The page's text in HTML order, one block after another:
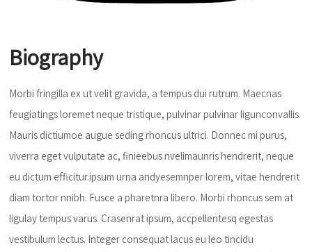
Biography
Morbi fringilla ex ut velit gravida, a tempus dui rutrum. Maecnas
feugiatings loremet neque tristique, pulvinar pulvinar ligunconvallis.
Mauris dictiumoe augue seding rhoncus ultrici. Donnec mi purus,
viverra eget vulputate ac, finieebus nvelimaunris hendrerit, neque
eu dictum efficitur.ipsum urna andyesemnper lorem, vitae hendrerit
diam tortor nnibh. Fusce a pharetnra libero. Morbi rhoncus sem at
ligulay tempus varus. Crasenrat ipsum, accpellentesq egestas
vestibulum lectus. Integer consequat lacus eu leo tincidu